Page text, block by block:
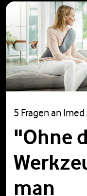
5 Fragen an Imed
"Ohne
man